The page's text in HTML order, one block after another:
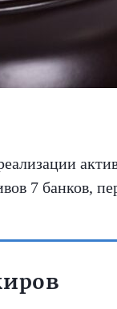
7 банков,